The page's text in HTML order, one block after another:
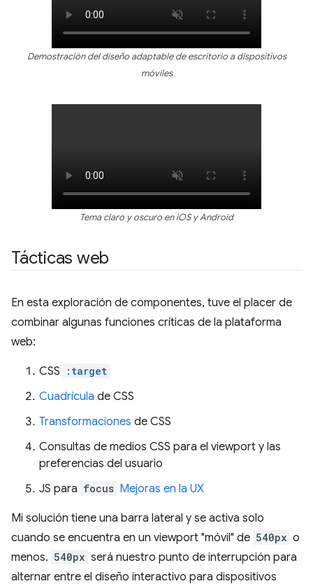
Demostración del diseño adaptable de escritorio a dispositivos
móviles
Tema claro y oscuro en iOS y Android
Tácticas web
En esta exploración de componentes, tuve el placer de
combinar algunas funciones críticas de la plataforma
web:
CSS :target
Cuadrícula de CSS
Transformaciones de CSS
Consultas de medios CSS para el viewport y las
preferencias del usuario
JS para focus Mejoras en la UX
Mi solución tiene una barra lateral y se activa solo
cuando se encuentra en un viewport "móvil" de 540px o
menos. 540px será nuestro punto de interrupción para
alternar entre el diseño interactivo para dispositivos